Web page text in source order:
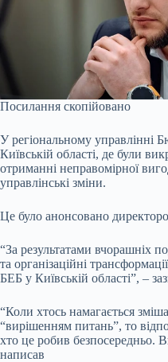
Посилання скопійовано
У регіональному управлінні
Київській області, де були
отриманні неправомірної
управлінські зміни.
Це було анонсовано
“За результатами вчорашніх
та організаційні
БЕБ у Київській області”, –
“Коли хтось намагається
“вирішенням питань”, то
хто це робив безпосередньо.
написав